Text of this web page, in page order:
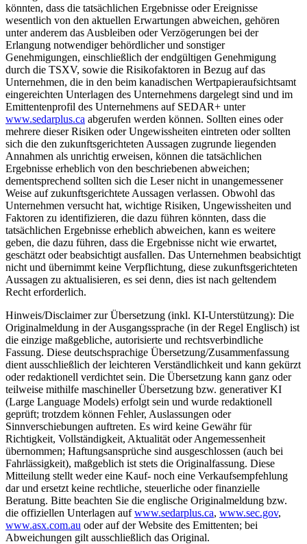
könnten, dass die tatsächlichen Ergebnisse oder Ereignisse
wesentlich von den aktuellen Erwartungen abweichen, gehören
unter anderem das Ausbleiben oder Verzögerungen bei der
Erlangung notwendiger behördlicher und sonstiger
Genehmigungen, einschließlich der endgültigen Genehmigung
durch die TSXV, sowie die Risikofaktoren in Bezug auf das
Unternehmen, die in den beim kanadischen Wertpapieraufsichtsamt
eingereichten Unterlagen des Unternehmens dargelegt sind und im
Emittentenprofil des Unternehmens auf SEDAR+ unter
www.sedarplus.ca abgerufen werden können. Sollten eines oder
mehrere dieser Risiken oder Ungewissheiten eintreten oder sollten
sich die den zukunftsgerichteten Aussagen zugrunde liegenden
Annahmen als unrichtig erweisen, können die tatsächlichen
Ergebnisse erheblich von den beschriebenen abweichen;
dementsprechend sollten sich die Leser nicht in unangemessener
Weise auf zukunftsgerichtete Aussagen verlassen. Obwohl das
Unternehmen versucht hat, wichtige Risiken, Ungewissheiten und
Faktoren zu identifizieren, die dazu führen könnten, dass die
tatsächlichen Ergebnisse erheblich abweichen, kann es weitere
geben, die dazu führen, dass die Ergebnisse nicht wie erwartet,
geschätzt oder beabsichtigt ausfallen. Das Unternehmen beabsichtigt
nicht und übernimmt keine Verpflichtung, diese zukunftsgerichteten
Aussagen zu aktualisieren, es sei denn, dies ist nach geltendem
Recht erforderlich.
Hinweis/Disclaimer zur Übersetzung (inkl. KI-Unterstützung): Die
Originalmeldung in der Ausgangssprache (in der Regel Englisch) ist
die einzige maßgebliche, autorisierte und rechtsverbindliche
Fassung. Diese deutschsprachige Übersetzung/Zusammenfassung
dient ausschließlich der leichteren Verständlichkeit und kann gekürzt
oder redaktionell verdichtet sein. Die Übersetzung kann ganz oder
teilweise mithilfe maschineller Übersetzung bzw. generativer KI
(Large Language Models) erfolgt sein und wurde redaktionell
geprüft; trotzdem können Fehler, Auslassungen oder
Sinnverschiebungen auftreten. Es wird keine Gewähr für
Richtigkeit, Vollständigkeit, Aktualität oder Angemessenheit
übernommen; Haftungsansprüche sind ausgeschlossen (auch bei
Fahrlässigkeit), maßgeblich ist stets die Originalfassung. Diese
Mitteilung stellt weder eine Kauf- noch eine Verkaufsempfehlung
dar und ersetzt keine rechtliche, steuerliche oder finanzielle
Beratung. Bitte beachten Sie die englische Originalmeldung bzw.
die offiziellen Unterlagen aufwww.sedarplus.ca, www.sec.gov,
www.asx.com.au oder auf der Website des Emittenten; bei
Abweichungen gilt ausschließlich das Original.